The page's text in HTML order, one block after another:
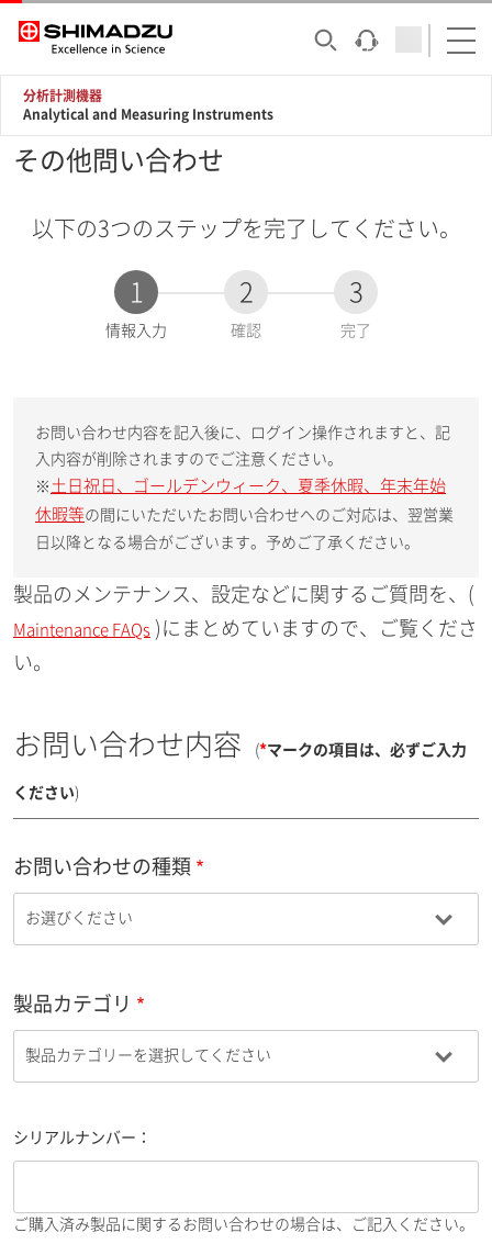
分析計測機器
Analytical and Measuring Instruments
その他問い合わせ
以下の3つのステップを完了してください。
1
現
情報入力
2
確認
3
完了
お問い合わせ内容を記入後に、ログイン操作されますと、記
入内容が削除されますのでご注意ください。
※ 土日祝日、ゴールデンウィーク、夏季休暇、年末年始
休暇等の間にいただいたお問い合わせへのご対応は、翌営業
日以降となる場合がございます。予めご了承ください。
製品のメンテナンス、設定などに関するご質問を、(
Maintenance FAQs )にまとめていますので、ご覧くださ
い。
お問い合わせ内容 (*マークの項目は、必ずご入力
ください)
お問い合わせの種類
製品カテゴリ
シリアルナンバー：
ご購入済み製品に関するお問い合わせの場合は、ご記入ください。